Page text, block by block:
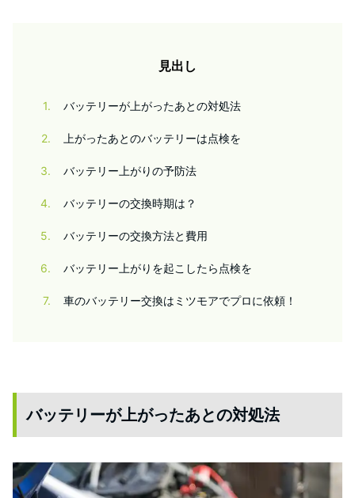
見出し
1 バッテリーが上がったあとの対処法
2 上がったあとのバッテリーは点検を
3 バッテリー上がりの予防法
4 バッテリーの交換時期は？
5 バッテリーの交換方法と費用
6 バッテリー上がりを起こしたら点検を
7 車のバッテリー交換はミツモアでプロに依頼！
バッテリーが上がったあとの対処法